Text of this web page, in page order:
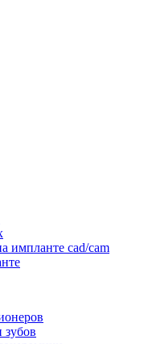
импланте cad/cam
зубов